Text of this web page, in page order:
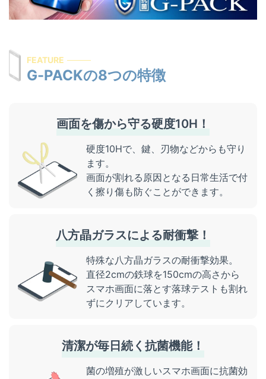
系列店・協力店募集
割引キャンペーン
お問い合わせ
FEATURE
G-PACKの8つの特徴
画面を傷から守る硬度10H！
硬度10Hで、鍵、刃物などからも守り
ます。
画面が割れる原因となる日常生活で付
く擦り傷も防ぐことができます。
八方晶ガラスによる耐衝撃！
特殊な八方晶ガラスの耐衝撃効果。
直径2cmの鉄球を150cmの高さから
スマホ画面に落とす落球テストも割れ
ずにクリアしています。
清潔が毎日続く抗菌機能！
菌の増殖が激しいスマホ画面に抗菌効